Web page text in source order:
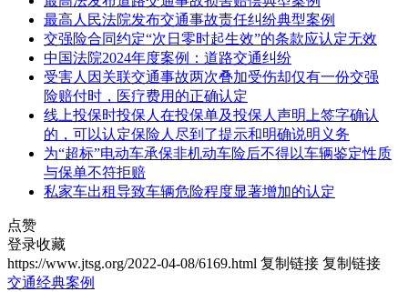
最高人民法院发布交通事故责任纠纷典型案例
交强险合同约定“次日零时起生效”的条款应认定无效
中国法院2024年度案例：道路交通纠纷
受害人因关联交通事故两次叠加受伤却仅有一份交强
险赔付时，医疗费用的正确认定
线上投保时投保人在投保单及投保人声明上签字确认
的，可以认定保险人尽到了提示和明确说明义务
为“超标”电动车承保非机动车险后不得以车辆鉴定性质
与保单不符拒赔
私家车出租导致车辆危险程度显著增加的认定
点赞
登录收藏
https://www.jtsg.org/2022-04-08/6169.html 复制链接 复制链接
交通经典案例